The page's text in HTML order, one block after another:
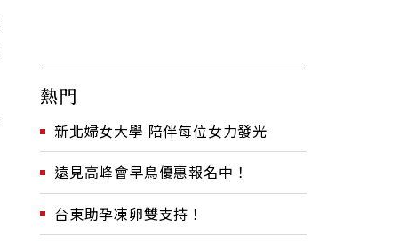
熱門
新北婦女大學 陪伴每位女力發光
遠見高峰會早鳥優惠報名中！
台東助孕凍卵雙支持！